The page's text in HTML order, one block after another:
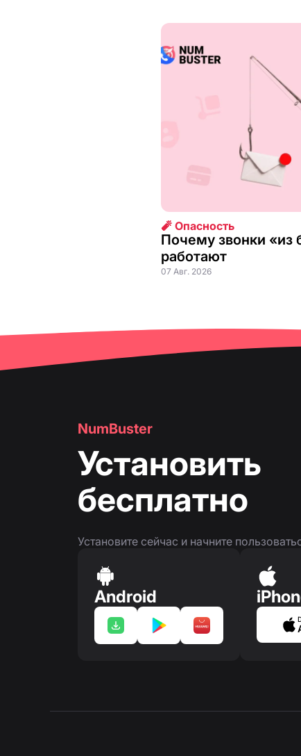
🧨 Опасность
Почему звонки «из
работают
07 Авг. 2026
NumBuster
Установить
бесплатно
Установите сейчас и начните
Android